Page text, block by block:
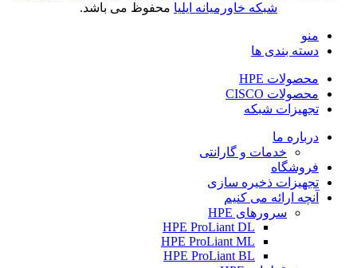
شبکه خاورمیانه ایلیا محفوظ می باشد.
منو
دسته بندی ها
محصولات HPE
محصولات CISCO
تجهیزات شبکه
درباره ما
خدمات و گارانتی
فروشگاه
تجهیزات ذخیره سازی
آنچه ارائه می کنیم
سرورهای HPE
HPE ProLiant DL
HPE ProLiant ML
HPE ProLiant BL